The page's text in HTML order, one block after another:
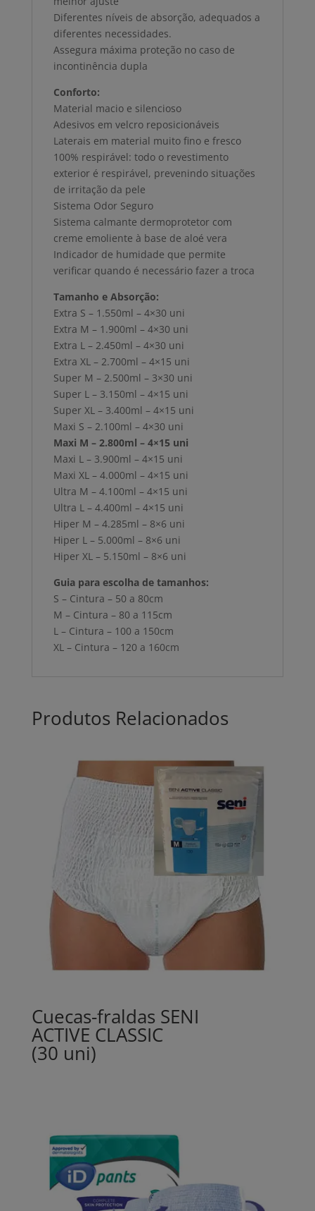
Diferentes níveis de absorção, adequados a
diferentes necessidades.
Assegura máxima proteção no caso de
incontinência dupla
Conforto:
Material macio e silencioso
Adesivos em velcro reposicionáveis
Laterais em material muito fino e fresco
100% respirável: todo o revestimento
exterior é respirável, prevenindo situações
de irritação da pele
Sistema Odor Seguro
Sistema calmante dermoprotetor com
creme emoliente à base de aloé vera
Indicador de humidade que permite
verificar quando é necessário fazer a troca
Tamanho e Absorção:
Extra S – 1.550ml – 4×30 uni
Extra M – 1.900ml – 4×30 uni
Extra L – 2.450ml – 4×30 uni
Extra XL – 2.700ml – 4×15 uni
Super M – 2.500ml – 3×30 uni
Super L – 3.150ml – 4×15 uni
Super XL – 3.400ml – 4×15 uni
Maxi S – 2.100ml – 4×30 uni
Maxi M – 2.800ml – 4×15 uni
Maxi L – 3.900ml – 4×15 uni
Maxi XL – 4.000ml – 4×15 uni
Ultra M – 4.100ml – 4×15 uni
Ultra L – 4.400ml – 4×15 uni
Hiper M – 4.285ml – 8×6 uni
Hiper L – 5.000ml – 8×6 uni
Hiper XL – 5.150ml – 8×6 uni
Guia para escolha de tamanhos:
S – Cintura – 50 a 80cm
M – Cintura – 80 a 115cm
L – Cintura – 100 a 150cm
XL – Cintura – 120 a 160cm
Produtos Relacionados
Cuecas-fraldas SENI
ACTIVE CLASSIC
(30 uni)